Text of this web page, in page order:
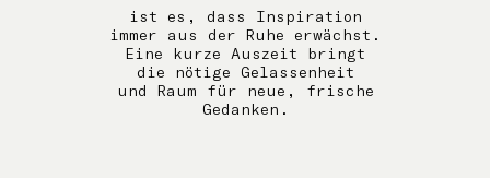
ist es, dass Inspiration
immer aus der Ruhe erwächst.
Eine kurze Auszeit bringt
die nötige Gelassenheit
und Raum für neue, frische
Gedanken.